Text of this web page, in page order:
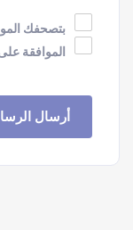
بتصحفك
الموافقة
أرسال